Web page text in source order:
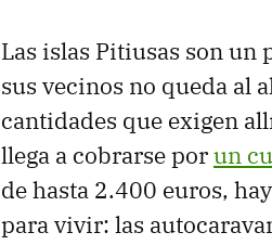
Las islas Pitiusas son
sus vecinos no queda al
cantidades que exigen
llega a cobrarse porun
de hasta 2.400 euros,
para vivir: las